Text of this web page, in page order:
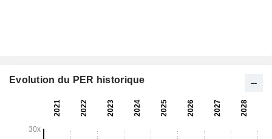
Evolution du PER historique